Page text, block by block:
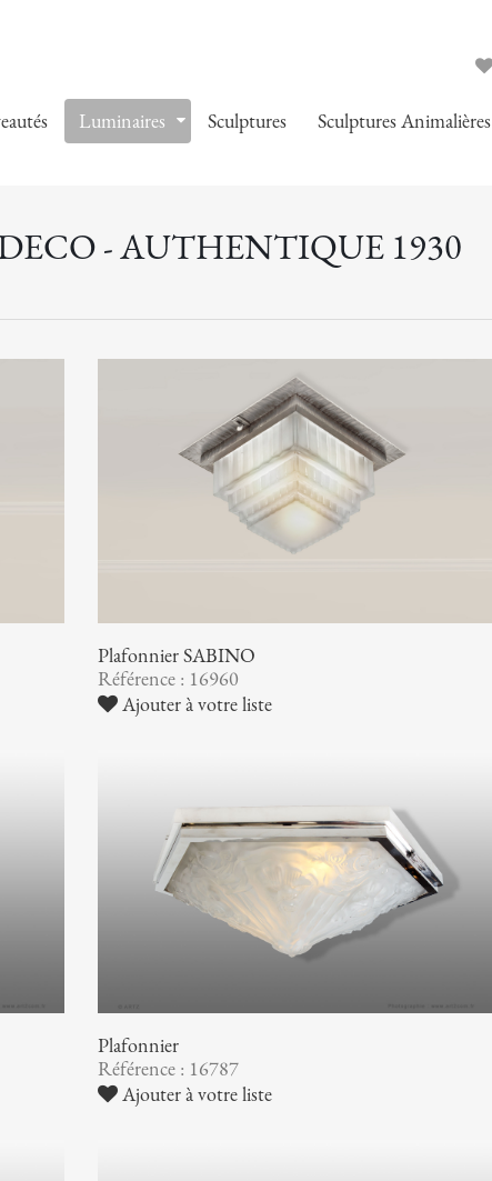
Luminaires Sculptures Sculptures Animalières
- AUTHENTIQUE 1930
Plafonnier SABINO
Référence : 16960
Ajouter à votre liste
Plafonnier
Référence : 16787
Ajouter à votre liste